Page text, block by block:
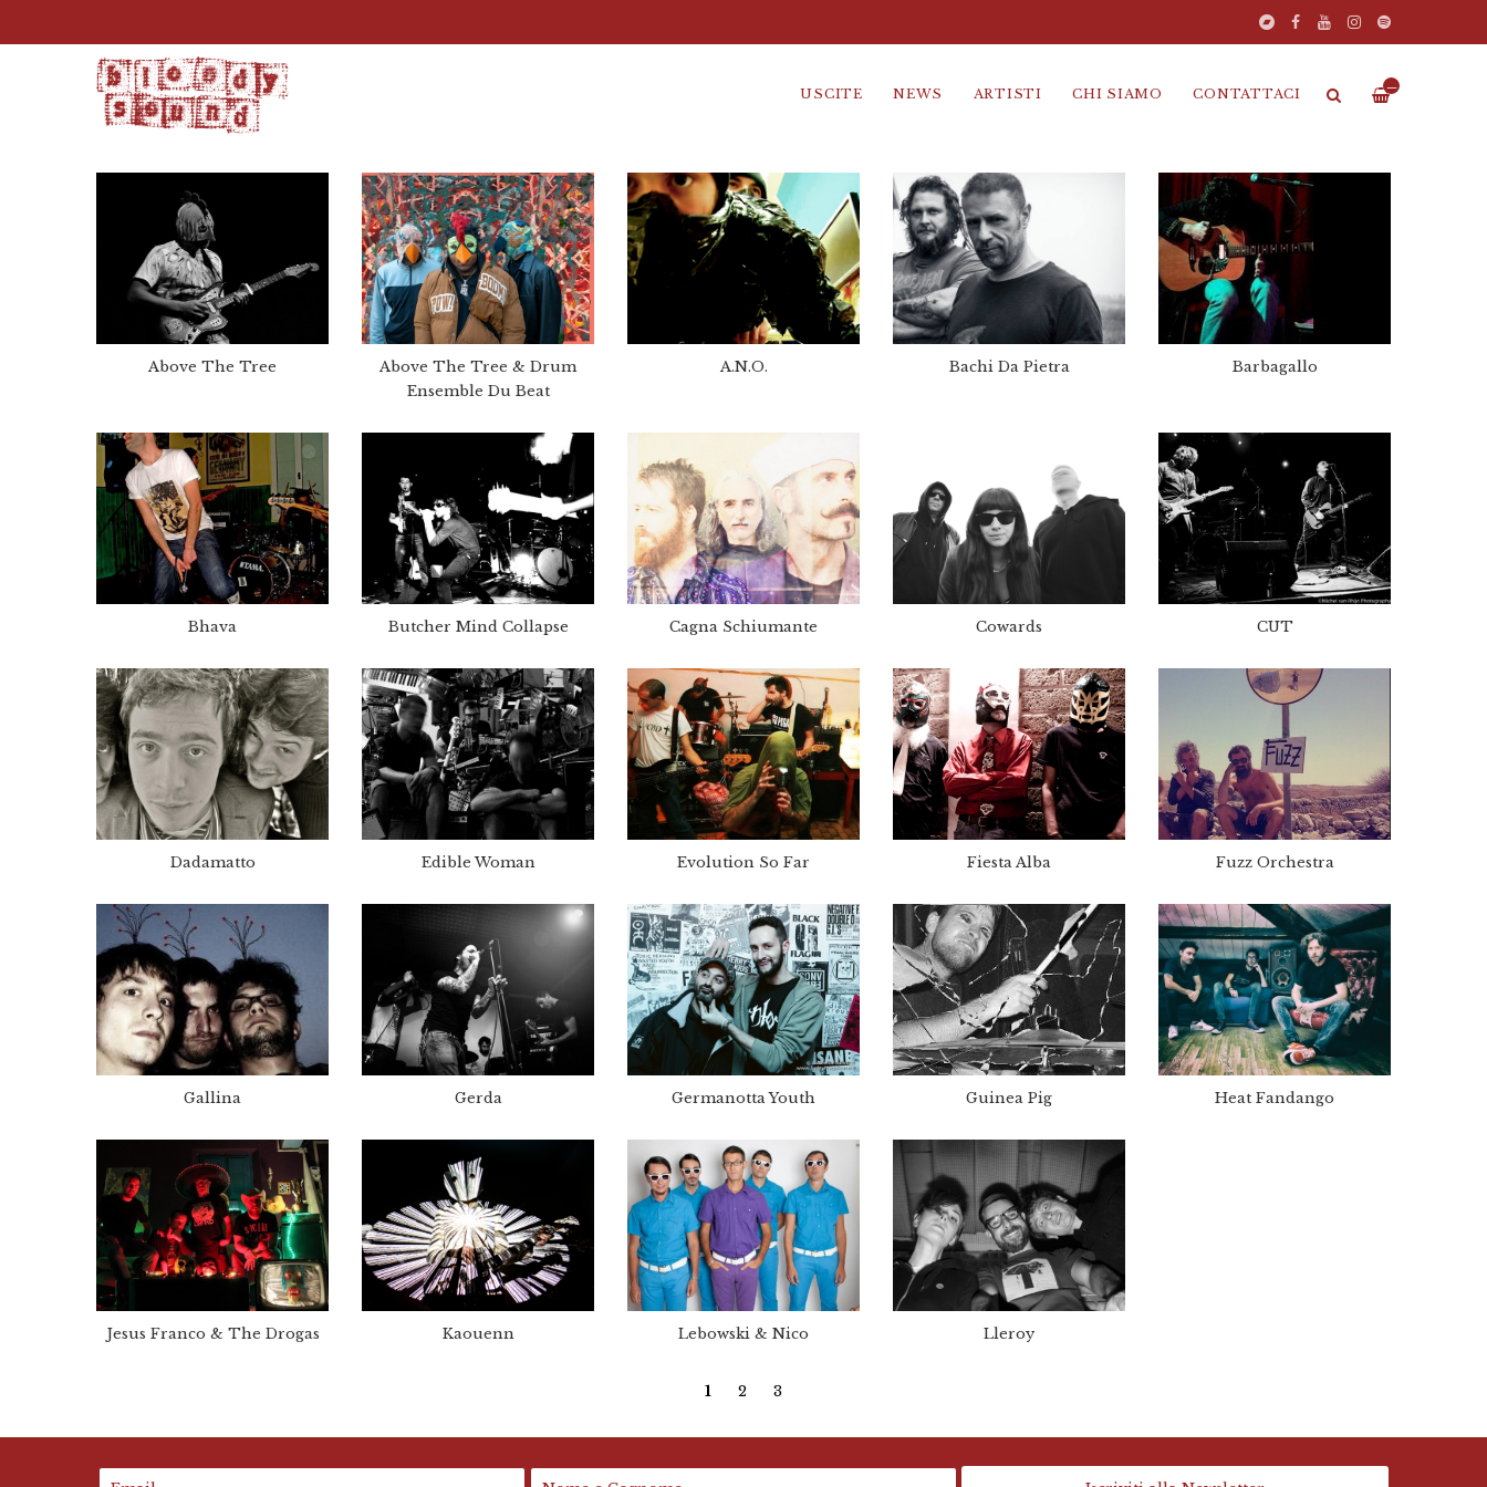
—
USCITE NEWS ARTISTI CHI SIAMO CONTATTACI
Above The Tree
Above The Tree & Drum
Ensemble Du Beat
A.N.O. Bachi Da Pietra Barbagallo
Bhava Butcher Mind Collapse Cagna Schiumante Cowards CUT
Dadamatto Edible Woman Evolution So Far Fiesta Alba Fuzz Orchestra
Gallina Gerda Germanotta Youth Guinea Pig Heat Fandango
Jesus Franco & The Drogas Kaouenn Lebowski & Nico Lleroy
1 2 3